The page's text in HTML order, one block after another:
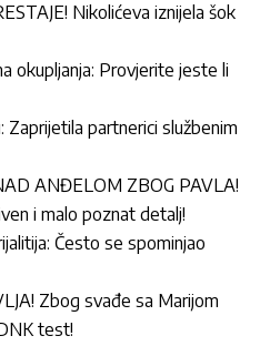
Nikolićeva iznijela šok
okupljanja: Provjerite jeste li
Zaprijetila partnerici službenim
ANĐELOM ZBOG PAVLA!
i malo poznat detalj!
Često se spominjao
Zbog svađe sa Marijom
test!